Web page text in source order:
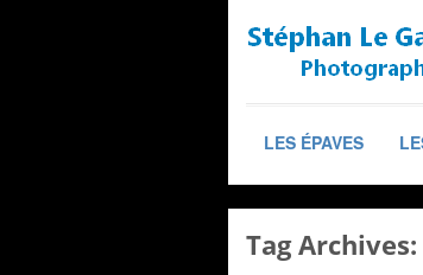
LES ÉPAVES
Tag Archives: